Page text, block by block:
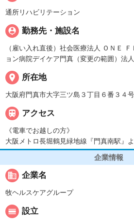
通所リハビリテーション
person_pin 勤務先・施設名
（雇い入れ直後）社会医療法人 ＯＮＥ
ョン病院デイケア門真（変更の範囲）法
place 所在地
大阪府門真市大字三ツ島３丁目６番３４号
 アクセス
《電車でお越しの方》
大阪メトロ長堀鶴見緑地線『門真南駅』
企業情報
business 企業名
牧ヘルスケアグループ
calendar_view_day 設立